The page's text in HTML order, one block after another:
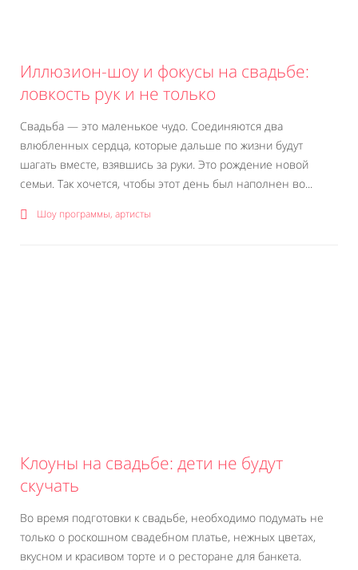
Иллюзион-шоу и фокусы на свадьбе:
ловкость рук и не только
Свадьба — это маленькое чудо. Соединяются два
влюбленных сердца, которые дальше по жизни будут
шагать вместе, взявшись за руки. Это рождение новой
семьи. Так хочется, чтобы этот день был наполнен во...
Шоу программы, артисты
Клоуны на свадьбе: дети не будут
скучать
Во время подготовки к свадьбе, необходимо подумать не
только о роскошном свадебном платье, нежных цветах,
вкусном и красивом торте и о ресторане для банкета.